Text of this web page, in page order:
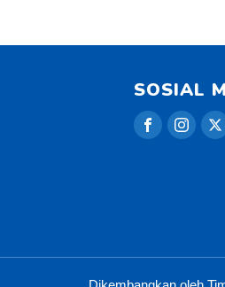
SOSIAL